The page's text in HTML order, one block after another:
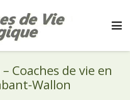
Coaches de vie en
Wallon